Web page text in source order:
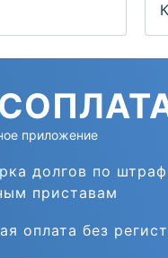
приложение
долгов по
приставам
оплата без